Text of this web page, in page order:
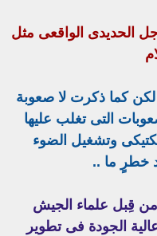
الحديدى الواقعى مثل
لكن كما ذكرت لا صعوبة
التى تغلب عليها
وتشغيل الضوء
خطرٍ ما ..
من قِبل علماء الجيش
الجودة فى تطوير